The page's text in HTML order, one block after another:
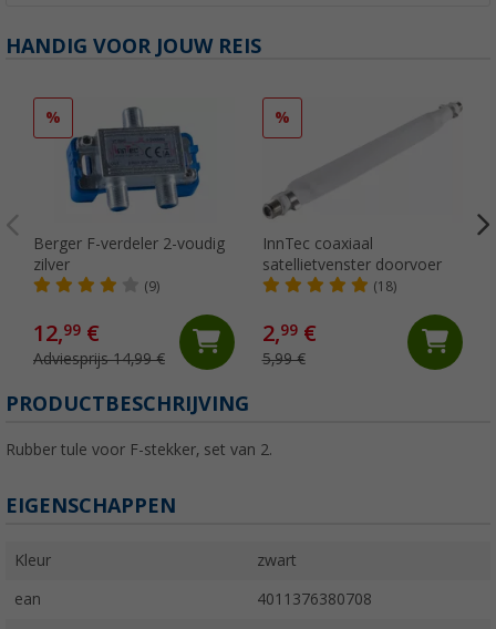
HANDIG VOOR JOUW REIS
%
Berger F-verdeler 2-voudig
zilver
(9)
12,99 €
Adviesprijs 14,99 €
%
InnTec coaxiaal
satellietvenster doorvoer
(18)
2,99€
5,99 €
PRODUCTBESCHRIJVING
Rubber tule voor F-stekker, set van 2.
EIGENSCHAPPEN
Kleur zwart
ean 4011376380708